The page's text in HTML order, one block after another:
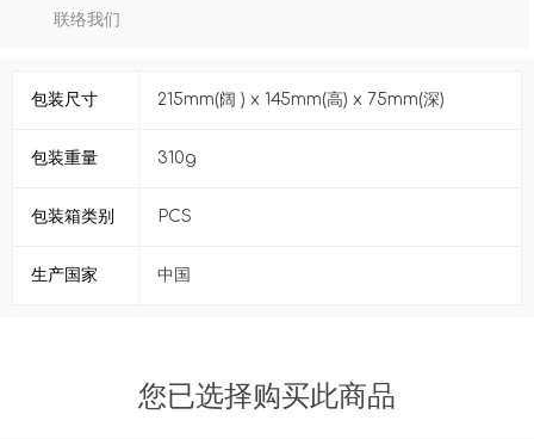
联络我们
包装尺寸 215mm(阔 ) x 145mm(高) x 75mm(深)
包装重量 310g
包装箱类别 PCS
生产国家 中国
您已选择购买此商品